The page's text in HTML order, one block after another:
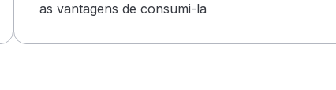
as vantagens de consumi-la